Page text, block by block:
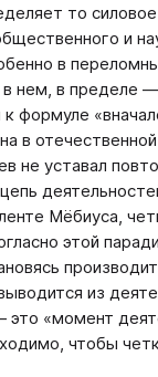
то
и
в
нем, в пределе
формуле
в
не уставал
Мёбиуса,
этой
из
«момент
чтобы